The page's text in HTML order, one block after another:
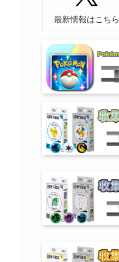
最新情報はこちら